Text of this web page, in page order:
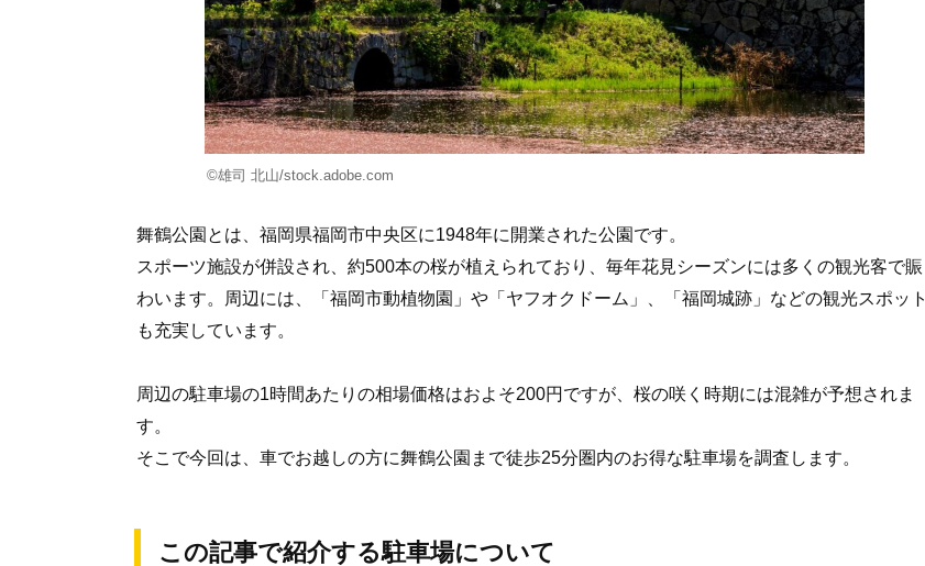
©雄司 北山/stock.adobe.com
舞鶴公園とは、福岡県福岡市中央区に1948年に開業された公園です。
スポーツ施設が併設され、約500本の桜が植えられており、毎年花見シーズンには多くの観光客で賑
わいます。周辺には、「福岡市動植物園」や「ヤフオクドーム」、「福岡城跡」などの観光スポット
も充実しています。
周辺の駐車場の1時間あたりの相場価格はおよそ200円ですが、桜の咲く時期には混雑が予想されま
す。
そこで今回は、車でお越しの方に舞鶴公園まで徒歩25分圏内のお得な駐車場を調査します。
この記事で紹介する駐車場について